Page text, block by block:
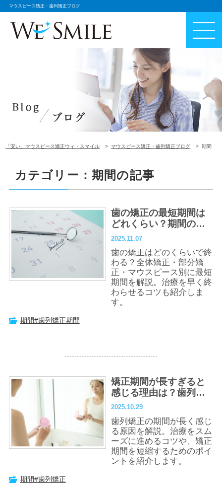
マウスピース矯正・歯列矯正ブログ
「安い」マウスピース矯正ウィ・スマイル マウスピース矯正・歯列矯正ブログ 期間
カテゴリー：期間の記事
歯の矯正の最短期間は
どれくらい？期間の目
安・短縮のポイントも
解説
2025.11.07
歯の矯正はどのくらいで終
わる？全体矯正・部分矯
正・マウスピース別に最短
期間を解説。治療を早く終
わらせるコツも紹介しま
す。
期間#歯列矯正期間
矯正期間が長すぎると
感じる理由は？歯列矯
正をスムーズに進める
2025.10.29
歯列矯正の期間が長く感じ
る原因を解説。治療をスム
ーズに進めるコツや、矯正
期間を短縮するためのポイ
ントを紹介します。
期間#歯列矯正